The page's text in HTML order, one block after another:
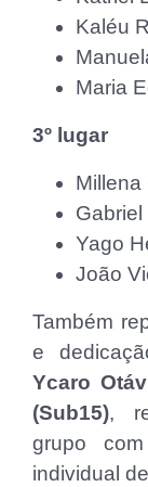
Kaléu
Maria
3º lugar
Millena
Yago
João
Também
e
Ycaro
(Sub15),
grupo
individual